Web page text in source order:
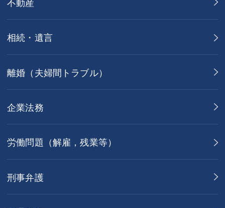
相続・遺言
離婚（夫婦間トラブル）
企業法務
労働問題（解雇，残業等）
刑事弁護